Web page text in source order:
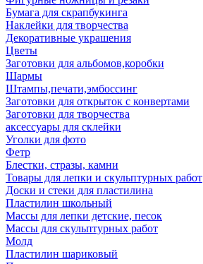
Бумага для скрапбукинга
Наклейки для творчества
Декоративные украшения
Цветы
Заготовки для альбомов,коробки
Шармы
Штампы,печати,эмбоссинг
Заготовки для открыток с конвертами
Заготовки для творчества
аксессуары для склейки
Уголки для фото
Фетр
Блестки, стразы, камни
Товары для лепки и скульптурных работ
Доски и стеки для пластилина
Пластилин школьный
Массы для лепки детские, песок
Массы для скульптурных работ
Молд
Пластилин шариковый